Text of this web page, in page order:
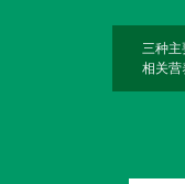
三种主
相关营